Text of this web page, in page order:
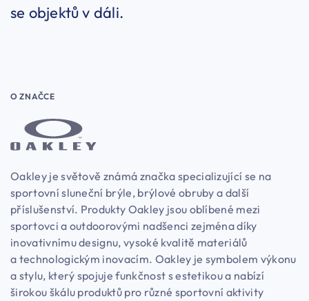
se objektů v dáli.
O ZNAČCE
Oakley je světově známá značka specializující se na
sportovní sluneční brýle, brýlové obruby a další
příslušenství. Produkty Oakley jsou oblíbené mezi
sportovci a outdoorovými nadšenci zejména díky
inovativnímu designu, vysoké kvalitě materiálů
a technologickým inovacím. Oakley je symbolem výkonu
a stylu, který spojuje funkčnost s estetikou a nabízí
širokou škálu produktů pro různé sportovní aktivity